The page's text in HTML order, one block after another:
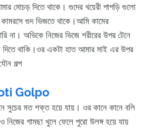
মোচড় দিতে থাকে। গুদের খয়েরী পাপড়ি গুলো
গুদ ভিজতে থাকে।আমি কামের
না। অভিকে নিজের ভিজে শরীরের উপর টেনে
দিতে থাকি।ওর একটা হাত আমার মাই এর উপর
গল্প
Golpo
সুচের মত শক্ত হয়ে যায়। ওর কানে কানে বলি
নিজের গামছা খুলে ফেলে পুরো উলঙ্গ হয়ে যায়